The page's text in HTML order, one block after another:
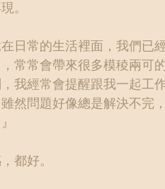
。
日常的生活裡面，我們已
常常會帶來很多模稜兩可
我經常會提醒跟我一起工
然問題好像總是解決不完
都好。